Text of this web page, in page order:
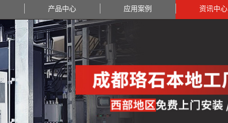
产品中心 应用案例 资讯中心